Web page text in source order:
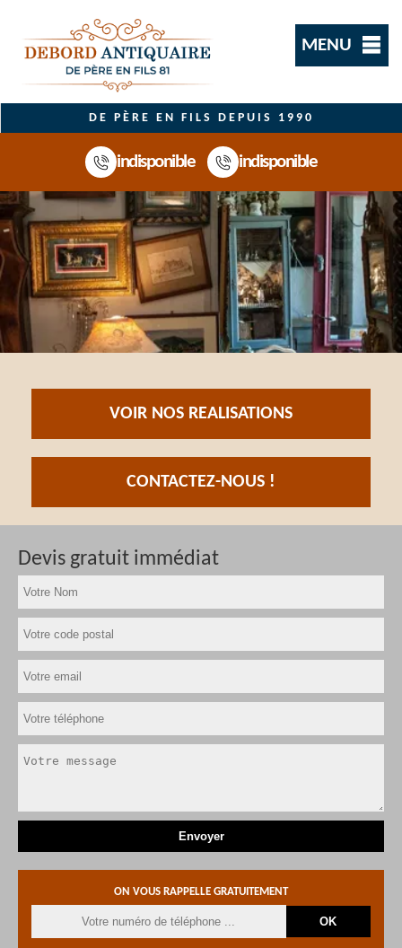
MENU
DE PÈRE EN FILS DEPUIS 1990
indisponible indisponible
VOIR NOS REALISATIONS
CONTACTEZ-NOUS !
Devis gratuit immédiat
ON VOUS RAPPELLE GRATUITEMENT